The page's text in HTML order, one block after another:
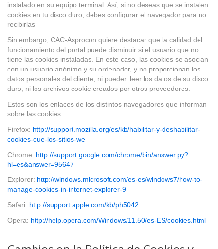
instalado en su equipo terminal. Así, si no deseas que se instalen
cookies en tu disco duro, debes configurar el navegador para no
recibirlas.
Sin embargo, CAC-Asprocon quiere destacar que la calidad del
funcionamiento del portal puede disminuir si el usuario que no
tiene las cookies instaladas. En este caso, las cookies se asocian
con un usuario anónimo y su ordenador, y no proporcionan los
datos personales del cliente, ni pueden leer los datos de su disco
duro, ni los archivos cookie creados por otros proveedores.
Estos son los enlaces de los distintos navegadores que informan
sobre las cookies:
Firefox: http://support.mozilla.org/es/kb/habilitar-y-deshabilitar-
cookies-que-los-sitios-we
Chrome: http://support.google.com/chrome/bin/answer.py?
hl=es&answer=95647
Explorer: http://windows.microsoft.com/es-es/windows7/how-to-
manage-cookies-in-internet-explorer-9
Safari: http://support.apple.com/kb/ph5042
Opera: http://help.opera.com/Windows/11.50/es-ES/cookies.html